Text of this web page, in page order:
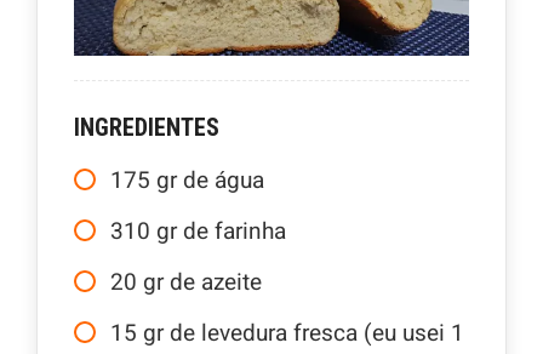
INGREDIENTES
175 gr de água
310 gr de farinha
20 gr de azeite
15 gr de levedura fresca (eu usei 1